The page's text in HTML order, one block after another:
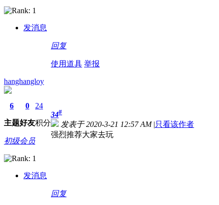
发消息
回复
使用道具 举报
hanghangloy
6
主题
0
好友
24
积分
初级会员
发消息
34#
发表于 2020-3-21 12:57 AM |只看该作者
强烈推荐大家去玩
回复